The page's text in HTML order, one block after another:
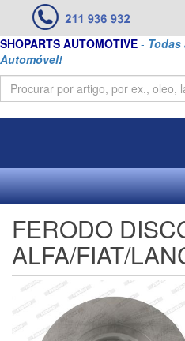
SHOPARTS AUTOMOTIVE - Todas
Automóvel!
FERODO
ALFA/FIAT/